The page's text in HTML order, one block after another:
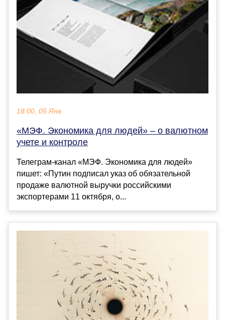
18:00, 05 Янв
«МЭФ. Экономика для людей» – о валютном
учете и контроле
Телеграм-канал «МЭФ. Экономика для людей»
пишет: «Путин подписал указ об обязательной
продаже валютной выручки российскими
экспортерами 11 октября, о...